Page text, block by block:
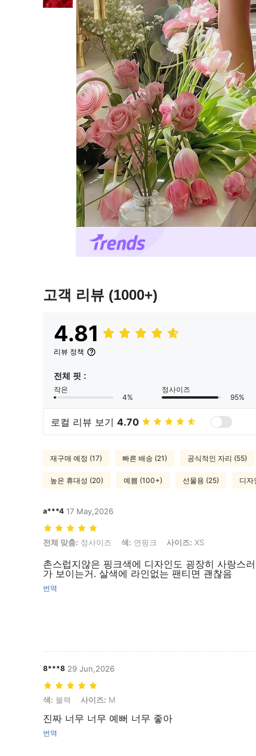
고객 리뷰 (1000+)
4.81
리뷰 정책
전체 핏 :
작은
4%
정사이즈
95%
로컬 리뷰 보기 4.70
재구매 예정 (17) 빠른 배송 (21) 공식적인 자리 (55)
높은 휴대성 (20) 예쁨 (100+) 선물용 (25) 디자
a***4 17 May,2026
전체 맞춤: 정사이즈, 색: 연핑크, 사이즈: XS
전체 맞춤: 정사이즈 색: 연핑크 사이즈: XS
촌스럽지않은 핑크색에 디자인도 굉장히 사랑스
가 보이는거. 살색에 라인없는 팬티면 괜찮음
번역
8***8 29 Jun,2026
색: 블랙, 사이즈: M
색: 블랙 사이즈: M
진짜 너무 너무 예뻐 너무 좋아
번역